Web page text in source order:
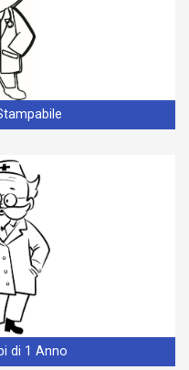
di 1 Anno